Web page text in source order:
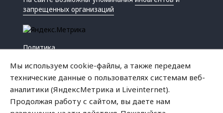
запрещенных организаций
Политика
Мы используем cookie-файлы, а также передаем
технические данные о пользователях системам веб-
аналитики (ЯндексМетрика и Liveinternet).
Продолжая работу с сайтом, вы даете нам